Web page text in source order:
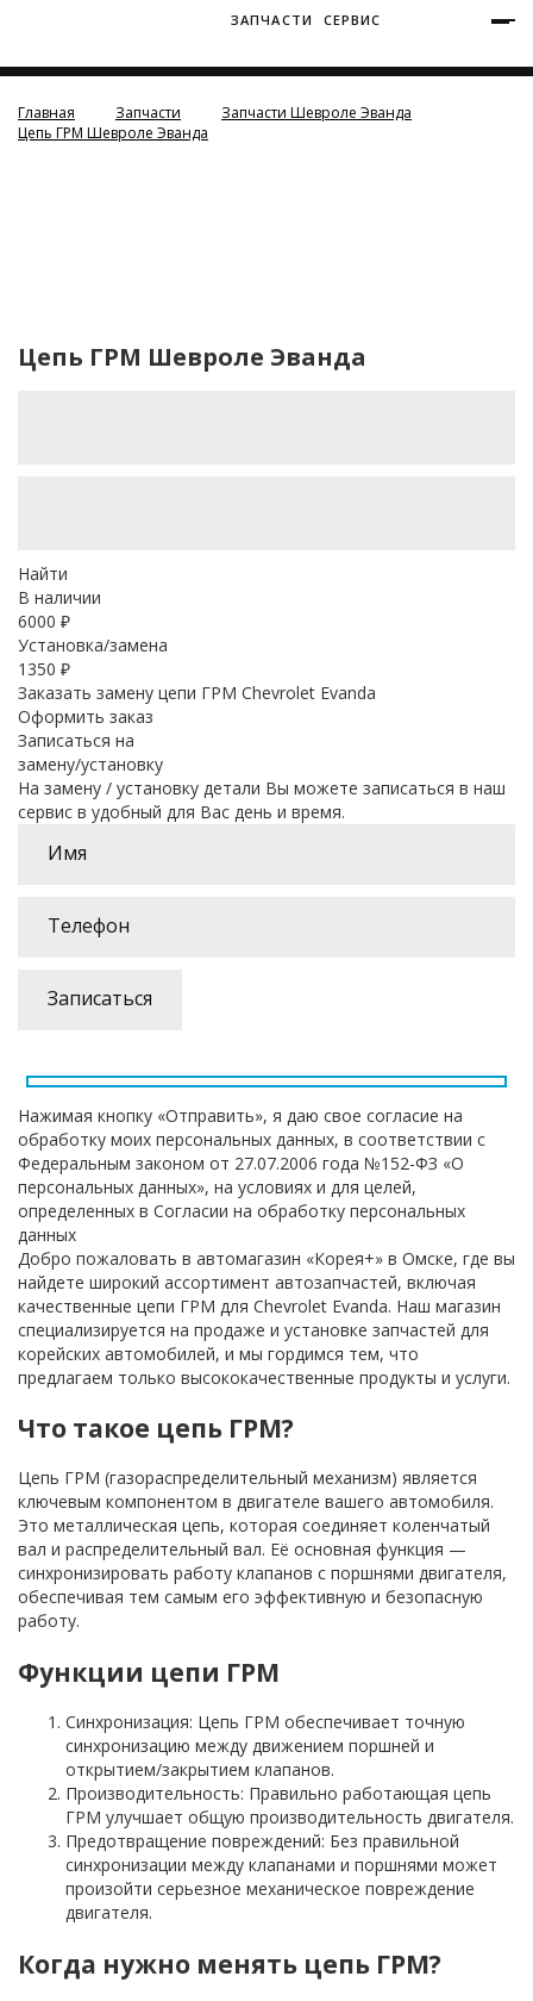
ЗАПЧАСТИ СЕРВИС
Главная Запчасти
Запчасти Шевроле Эванда
Цепь ГРМ Шевроле Эванда
Цепь ГРМ Шевроле Эванда
Найти
В наличии
6000 ₽
Установка/замена
1350 ₽
Заказать замену цепи ГРМ Chevrolet Evanda
Оформить заказ
Записаться на
замену/установку
На замену / установку детали Вы можете записаться в наш
сервис в удобный для Вас день и время.
Нажимая кнопку «Отправить», я даю свое согласие на
обработку моих персональных данных, в соответствии с
Федеральным законом от 27.07.2006 года №152-ФЗ «О
персональных данных», на условиях и для целей,
определенных в Согласии на обработку персональных
данных
Добро пожаловать в автомагазин «Корея+» в Омске, где вы
найдете широкий ассортимент автозапчастей, включая
качественные цепи ГРМ для Chevrolet Evanda. Наш магазин
специализируется на продаже и установке запчастей для
корейских автомобилей, и мы гордимся тем, что
предлагаем только высококачественные продукты и услуги.
Что такое цепь ГРМ?
Цепь ГРМ (газораспределительный механизм) является
ключевым компонентом в двигателе вашего автомобиля.
Это металлическая цепь, которая соединяет коленчатый
вал и распределительный вал. Её основная функция —
синхронизировать работу клапанов с поршнями двигателя,
обеспечивая тем самым его эффективную и безопасную
работу.
Функции цепи ГРМ
Синхронизация: Цепь ГРМ обеспечивает точную
синхронизацию между движением поршней и
открытием/закрытием клапанов.
Производительность: Правильно работающая цепь
ГРМ улучшает общую производительность двигателя.
Предотвращение повреждений: Без правильной
синхронизации между клапанами и поршнями может
произойти серьезное механическое повреждение
двигателя.
Когда нужно менять цепь ГРМ?